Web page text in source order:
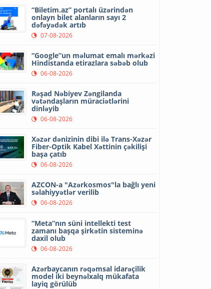
“Biletim.az” portalı üzərindən
onlayn bilet alanların sayı 2
dəfəyədək artıb
07-08-2026
“Google”un məlumat emalı mərkəzi
Hindistanda etirazlara səbəb olub
06-08-2026
Rəşad Nəbiyev Zəngilanda
vətəndaşların müraciətlərini
dinləyib
06-08-2026
Xəzər dənizinin dibi ilə Trans-Xəzər
Fiber-Optik Kabel Xəttinin çəkilişi
başa çatıb
06-08-2026
AZCON-a "Azərkosmos"la bağlı yeni
səlahiyyətlər verilib
06-08-2026
“Meta”nın süni intellekti test
zamanı başqa şirkətin sisteminə
daxil olub
06-08-2026
Azərbaycanın rəqəmsal idarəçilik
model iki beynəlxalq mükafata
layiq görülüb